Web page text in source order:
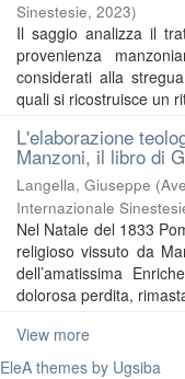
Sinestesie, 2023)
Il saggio analizza il
provenienza
considerati alla
quali si ricostruisce un
L'elaborazione
Manzoni, il libro di
Langella, Giuseppe (
Internazionale
Nel Natale del 1833
religioso vissuto da
dell’amatissima
dolorosa perdita,
View more
EleA themes by Ugsiba